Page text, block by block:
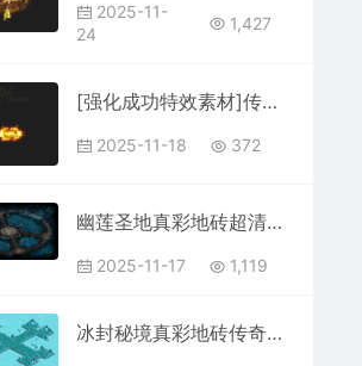
2025-11-
24
1,427
[强化成功特效素材]传奇特效序列素材2025111812
2025-11-18 372
幽莲圣地真彩地砖超清传奇地图素材+工具202511175
2025-11-17 1,119
冰封秘境真彩地砖传奇超清地图素材+工具202512312